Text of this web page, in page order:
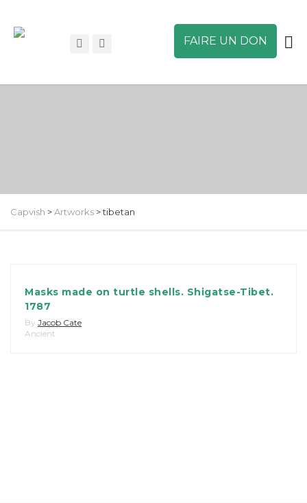
FAIRE UN DON
Capvish >Artworks >tibetan
Masks made on turtle shells. Shigatse-Tibet.
1787
By Jacob Cate
Ancient